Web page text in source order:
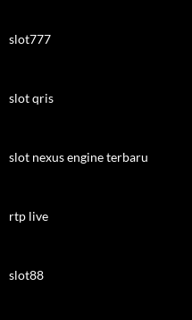
slot777
slot qris
slot nexus engine terbaru
rtp live
slot88